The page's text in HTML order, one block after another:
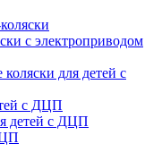
с электроприводом
для детей с
с ДЦП
детей с ДЦП